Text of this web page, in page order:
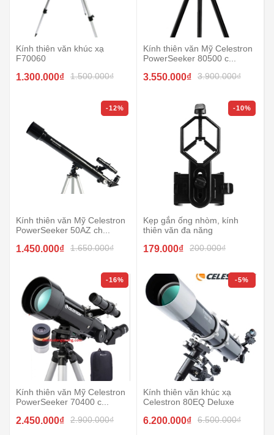
Kính thiên văn khúc xạ
F70060
1.300.000₫ 1.500.000₫
-12%
Kính thiên văn Mỹ Celestron
PowerSeeker 50AZ ch...
1.450.000₫ 1.650.000₫
-16%
Kính thiên văn Mỹ Celestron
PowerSeeker 70400 c...
2.450.000₫ 2.900.000₫
Kính thiên văn Mỹ Celestron
PowerSeeker 80500 c...
3.550.000₫ 3.900.000₫
-10%
Kẹp gắn ống nhòm, kính
thiên văn đa năng
179.000₫ 200.000₫
-5%
Kính thiên văn khúc xạ
Celestron 80EQ Deluxe
6.200.000₫ 6.500.000₫